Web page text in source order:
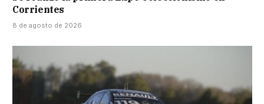
Corrientes
8 de agosto de 2026